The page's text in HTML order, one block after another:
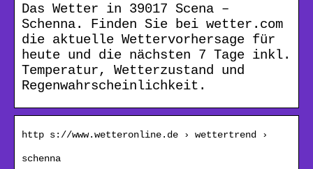
Das Wetter in 39017 Scena –
Schenna. Finden Sie bei wetter.com
die aktuelle Wettervorhersage für
heute und die nächsten 7 Tage inkl.
Temperatur, Wetterzustand und
Regenwahrscheinlichkeit.
http s://www.wetteronline.de › wettertrend ›
schenna